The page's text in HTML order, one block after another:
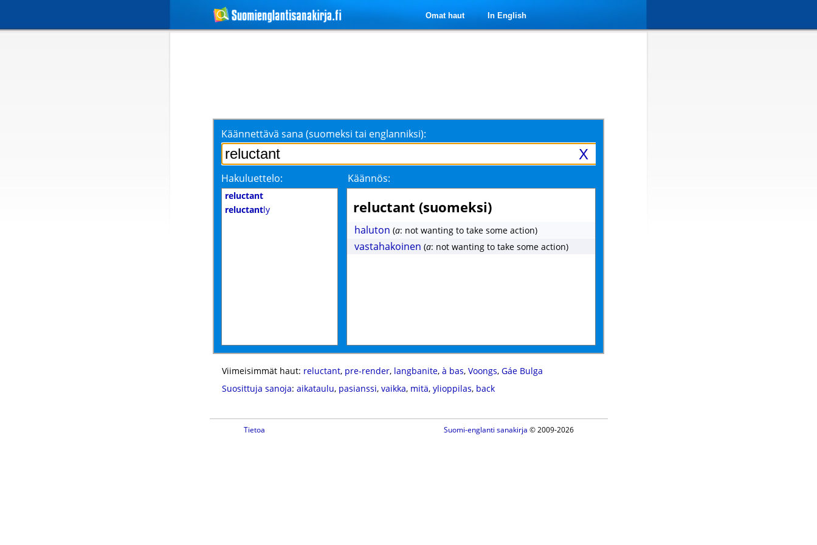
Omat haut In English
Käännettävä sana (suomeksi tai englanniksi):
X
Hakuluettelo: Käännös:
reluctant
reluctantly reluctant (suomeksi)
haluton (a: not wanting to take some action)
vastahakoinen (a: not wanting to take some action)
Viimeisimmät haut: reluctant, pre-render, langbanite, à bas, Voongs, Gáe Bulga
Suosittuja sanoja: aikataulu, pasianssi, vaikka, mitä, ylioppilas, back
Tietoa Suomi-englanti sanakirja © 2009-2026